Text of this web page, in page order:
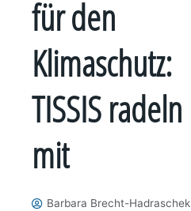
für den
Klimaschutz:
TISSIS radeln
mit
Barbara Brecht-Hadraschek